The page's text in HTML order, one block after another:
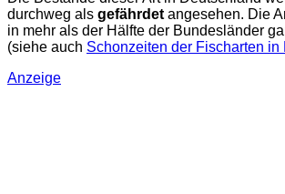
durchweg als gefährdet angesehen. Die
in mehr als der Hälfte der Bundesländer
(siehe auch Schonzeiten der Fischarten in
Anzeige